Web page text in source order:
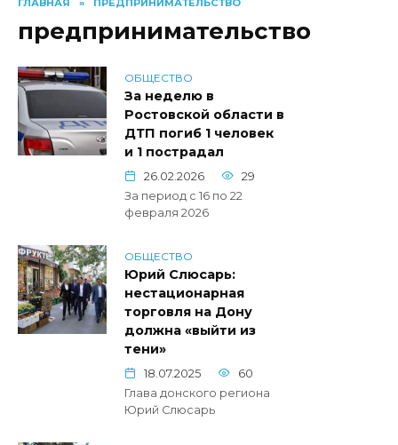
ГЛАВНАЯ » ПРЕДПРИНИМАТЕЛЬСТВО
предпринимательство
ОБЩЕСТВО
За неделю в
Ростовской области в
ДТП погиб 1 человек
и 1 пострадал
26.02.2026
29
За период с 16 по 22
февраля 2026
ОБЩЕСТВО
Юрий Слюсарь:
нестационарная
торговля на Дону
должна «выйти из
тени»
18.07.2025
60
Глава донского региона
Юрий Слюсарь